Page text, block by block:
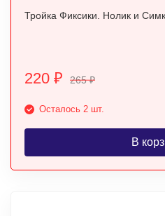
Тройка Фиксики. Нолик и
220 ₽ 265₽
Осталось 2 шт.
В